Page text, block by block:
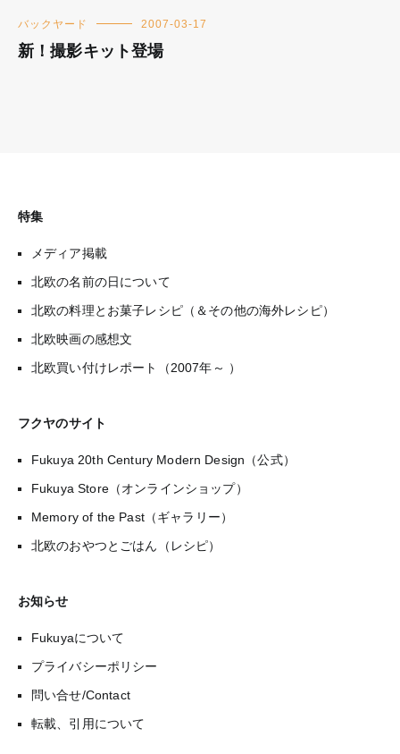
バックヤード 2007-03-17
新！撮影キット登場
特集
メディア掲載
北欧の名前の日について
北欧の料理とお菓子レシピ（＆その他の海外レシピ）
北欧映画の感想文
北欧買い付けレポート（2007年～ ）
フクヤのサイト
Fukuya 20th Century Modern Design（公式）
Fukuya Store（オンラインショップ）
Memory of the Past（ギャラリー）
北欧のおやつとごはん（レシピ）
お知らせ
Fukuyaについて
プライバシーポリシー
問い合せ/Contact
転載、引用について